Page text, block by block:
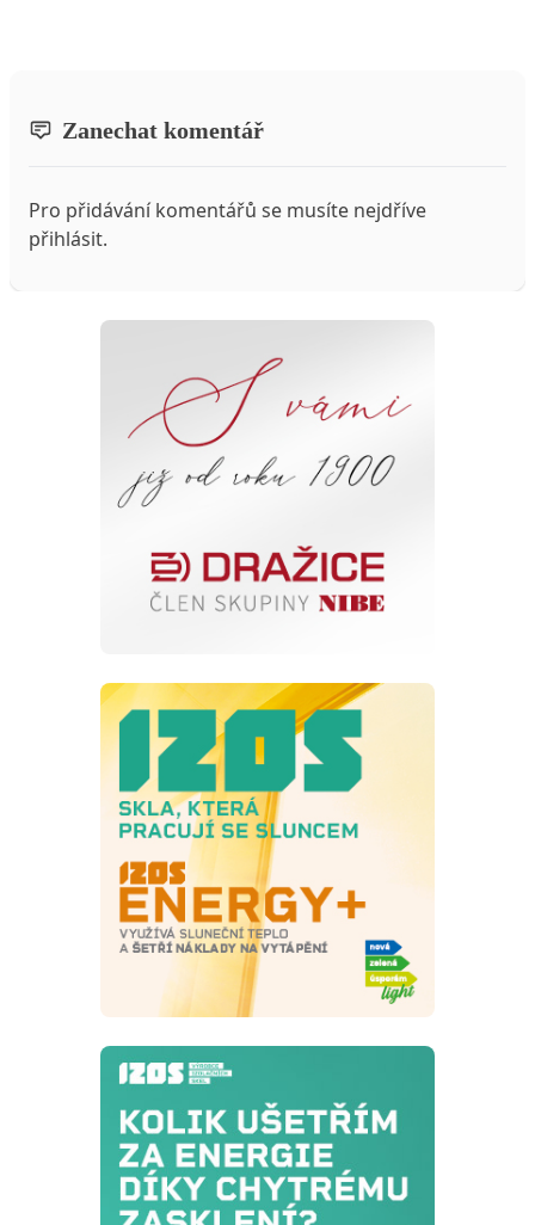
Zanechat komentář
Pro přidávání komentářů se musíte nejdříve
přihlásit.